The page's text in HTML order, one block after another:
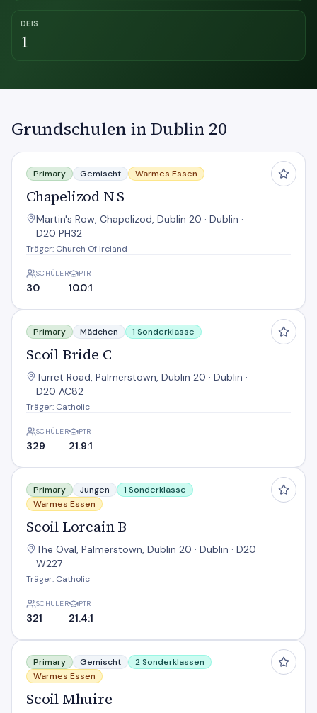
DEIS
1
Grundschulen in Dublin 20
Chapelizod N S
Primary Gemischt Warmes Essen
Chapelizod N S
Martin's Row, Chapelizod, Dublin 20 · Dublin ·
D20 PH32
Träger: Church Of Ireland
SCHÜLER
30
PTR
10.0:1
Scoil Bride C
Primary Mädchen 1 Sonderklasse
Scoil Bride C
Turret Road, Palmerstown, Dublin 20 · Dublin ·
D20 AC82
Träger: Catholic
SCHÜLER
329
PTR
21.9:1
Scoil Lorcain B
Primary Jungen
1 Sonderklasse
Warmes Essen
Scoil Lorcain B
The Oval, Palmerstown, Dublin 20 · Dublin · D20
W227
Träger: Catholic
SCHÜLER
321
PTR
21.4:1
Scoil Mhuire
Primary Gemischt
2 Sonderklassen
Warmes Essen
Scoil Mhuire